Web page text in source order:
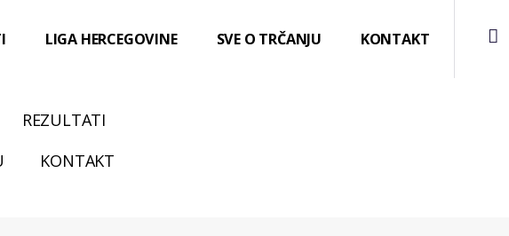
LIGA HERCEGOVINE SVE O TRČANJU KONTAKT
REZULTATI
KONTAKT